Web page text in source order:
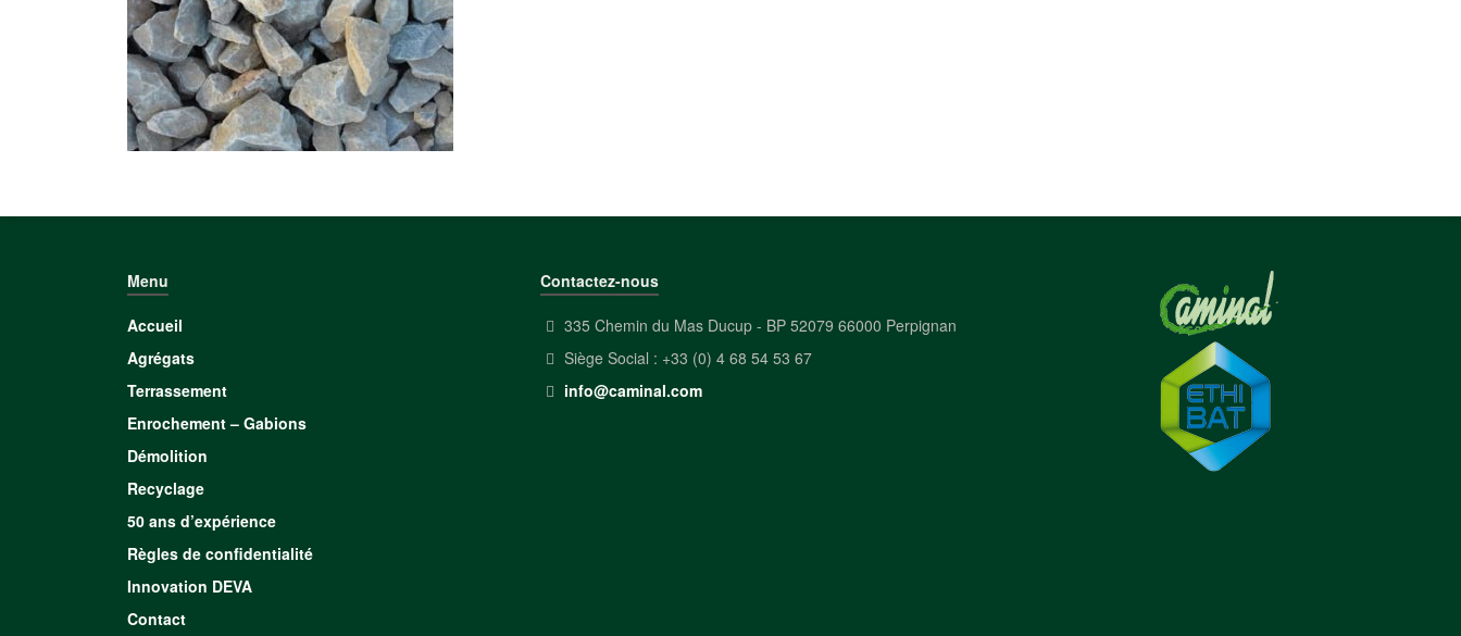
Menu
Accueil
Agrégats
Terrassement
Enrochement – Gabions
Démolition
Recyclage
50 ans d’expérience
Règles de confidentialité
Innovation DEVA
Contact
Contactez-nous
335 Chemin du Mas Ducup - BP 52079 66000 Perpignan
Siège Social : +33 (0) 4 68 54 53 67
info@caminal.com